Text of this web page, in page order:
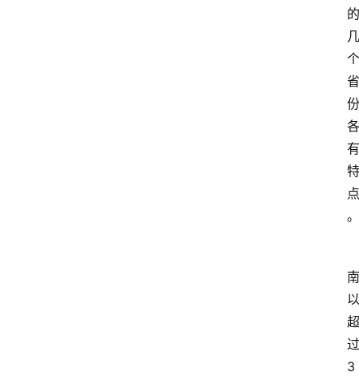
的
几
个
省
份
各
有
特
点
。
南
以
超
过
3